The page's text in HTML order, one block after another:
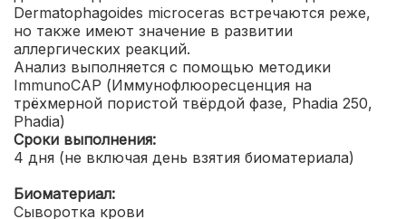
Dermatophagoides microceras встречаются реже,
но также имеют значение в развитии
аллергических реакций.
Анализ выполняется с помощью методики
ImmunoCAP (Иммунофлюоресценция на
трёхмерной пористой твёрдой фазе, Phadia 250,
Phadia)
Сроки выполнения:
4 дня (не включая день взятия биоматериала)
Биоматериал:
Сыворотка крови